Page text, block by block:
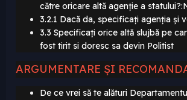
către oricare altă agenție a
3.2.1 Dacă da, specificați agenția și
3.3 Specificați orice altă slujbă pe
fost tirit si doresc sa devin Politist
ARGUMENTARE ȘI
De ce vrei să te alături